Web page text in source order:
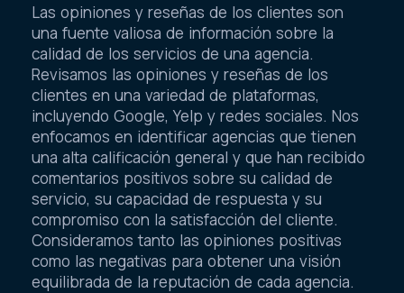
Las opiniones y reseñas de los clientes son
una fuente valiosa de información sobre la
calidad de los servicios de una agencia.
Revisamos las opiniones y reseñas de los
clientes en una variedad de plataformas,
incluyendo Google, Yelp y redes sociales. Nos
enfocamos en identificar agencias que tienen
una alta calificación general y que han recibido
comentarios positivos sobre su calidad de
servicio, su capacidad de respuesta y su
compromiso con la satisfacción del cliente.
Consideramos tanto las opiniones positivas
como las negativas para obtener una visión
equilibrada de la reputación de cada agencia.